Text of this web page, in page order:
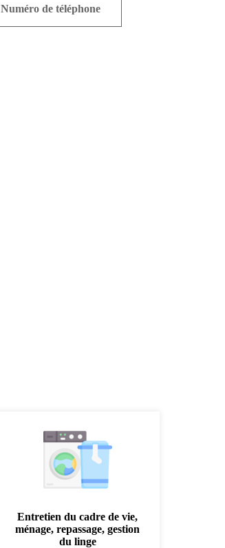
Numéro de téléphone
Entretien du cadre de vie,
ménage, repassage, gestion
du linge